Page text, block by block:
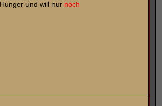
und will nur noch